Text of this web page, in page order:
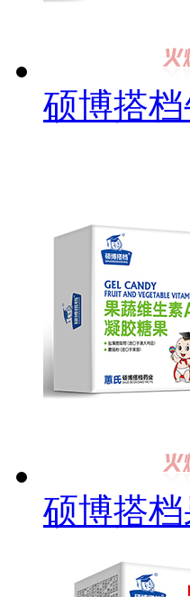
硕博搭
硕博搭